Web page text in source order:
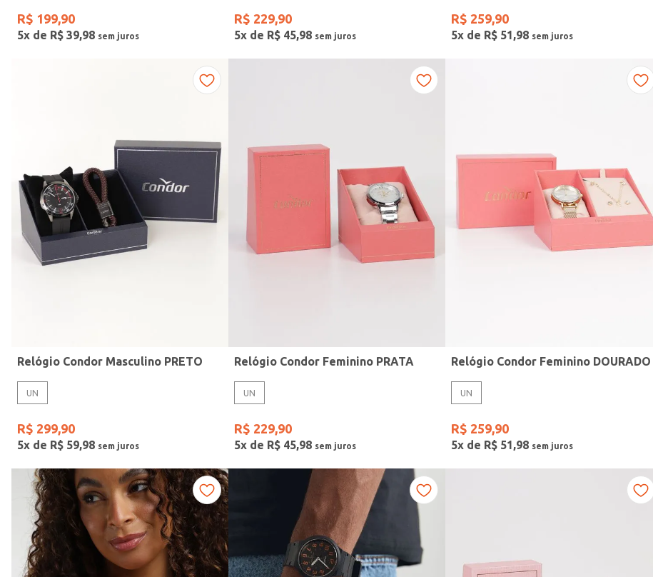
R$ 199,90
5x de R$ 39,98
R$ 229,90
5x de R$ 45,98
R$ 259,90
5x de R$ 51,98
Relógio Condor Masculino PRETO
UN
R$ 299,90
5x de R$ 59,98
Relógio Condor Feminino PRATA
UN
R$ 229,90
5x de R$ 45,98
Relógio Condor Feminino DOURADO
UN
R$ 259,90
5x de R$ 51,98